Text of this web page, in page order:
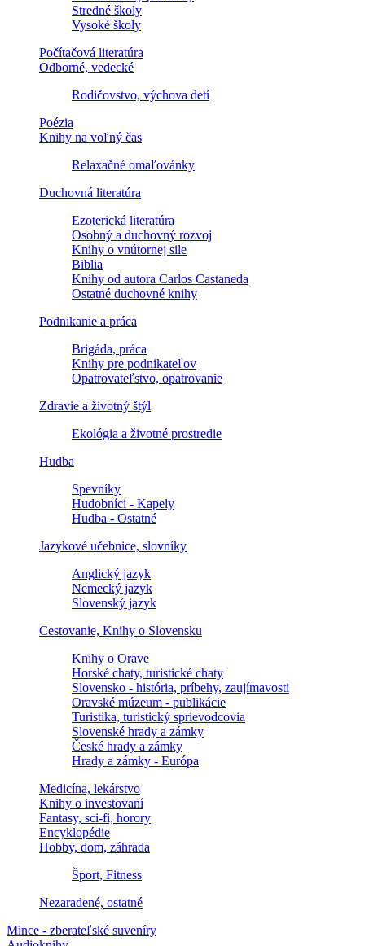
Stredné školy
Vysoké školy
Počítačová literatúra
Odborné, vedecké
Rodičovstvo, výchova detí
Poézia
Knihy na voľný čas
Relaxačné omaľovánky
Duchovná literatúra
Ezoterická literatúra
Osobný a duchovný rozvoj
Knihy o vnútornej sile
Biblia
Knihy od autora Carlos Castaneda
Ostatné duchovné knihy
Podnikanie a práca
Brigáda, práca
Knihy pre podnikateľov
Opatrovateľstvo, opatrovanie
Zdravie a životný štýl
Ekológia a životné prostredie
Hudba
Spevníky
Hudobníci - Kapely
Hudba - Ostatné
Jazykové učebnice, slovníky
Anglický jazyk
Nemecký jazyk
Slovenský jazyk
Cestovanie, Knihy o Slovensku
Knihy o Orave
Horské chaty, turistické chaty
Slovensko - história, príbehy, zaujímavosti
Oravské múzeum - publikácie
Turistika, turistický sprievodcovia
Slovenské hrady a zámky
České hrady a zámky
Hrady a zámky - Európa
Medicína, lekárstvo
Knihy o investovaní
Fantasy, sci-fi, horory
Encyklopédie
Hobby, dom, záhrada
Šport, Fitness
Nezaradené, ostatné
Mince - zberateľské suveníry